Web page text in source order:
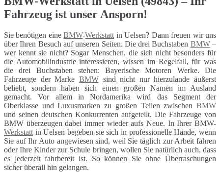
Fahrzeug ist unser Ansporn!
Sie benötigen eineBMW-Werkstatt in Uelsen? Dann freuen wir uns
über Ihren Besuch auf unseren Seiten. Die drei Buchstaben BMW–
wer kennt sie nicht? Sogar Menschen, die sich nicht besonders für
die Automobilindustrie interessieren, wissen im Regelfall, für was
die drei Buchstaben stehen: Bayerische Motoren Werke. Die
Fahrzeuge der Marke BMWsind nicht nur hierzulande äußerst
beliebt, sondern haben sich einen großen Namen im Ausland
gemacht. Vor allem in Nordamerika wird das Segment der
Oberklasse und Luxusmarken zu großen Teilen zwischen BMW
und seinen deutschen Konkurrenten aufgeteilt. Die Fahrzeuge von
BMW überzeugen dabei immer wieder aufs Neue. In Ihrer BMW-
Werkstatt in Uelsen begeben sie sich in professionelle Hände, wenn
Sie auf Ihr Auto angewiesen sind, weil Sie täglich zur Arbeit fahren
oder Ihre Kinder zur Schule bringen, wollen Sie natürlich auch, dass
es jederzeit fahrbereit ist. So können Sie ohne Überraschungen
sicher überall hin gelangen.